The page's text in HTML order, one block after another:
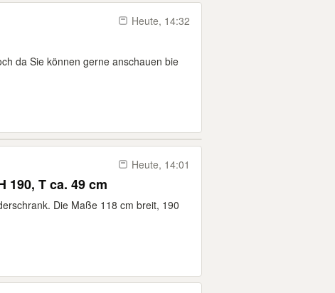
Heute, 14:32
da Sie können gerne anschauen bie
Heute, 14:01
190, T ca. 49 cm
Die Maße 118 cm breit, 190